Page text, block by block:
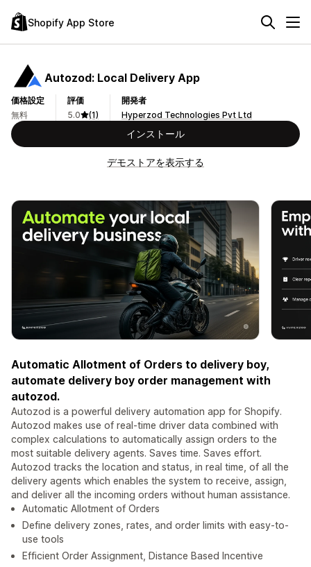
Shopify App Store
Autozod: Local Delivery App
価格設定
無料
評価
5.0
(1)
開発者
Hyperzod Technologies Pvt Ltd
インストール
デモストアを表示する
Automatic Allotment of Orders to delivery boy,
automate delivery boy order management with
autozod.
Autozod is a powerful delivery automation app for Shopify.
Autozod makes use of real-time driver data combined with
complex calculations to automatically assign orders to the
most suitable delivery agents. Saves time. Saves effort.
Autozod tracks the location and status, in real time, of all the
delivery agents which enables the system to receive, assign,
and deliver all the incoming orders without human assistance.
Automatic Allotment of Orders
Define delivery zones, rates, and order limits with easy-to-
use tools
Efficient Order Assignment, Distance Based Incentive